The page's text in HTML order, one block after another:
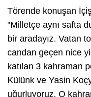
Törende konuşan
"Milletçe aynı safta
bir aradayız. Vatan
candan geçen nice
katılan 3 kahraman
Külünk ve Yasin
uğurluyoruz. O